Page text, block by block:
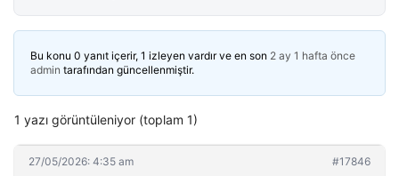
Bu konu 0 yanıt içerir, 1 izleyen vardır ve en son 2 ay 1 hafta önce
admin tarafından güncellenmiştir.
1 yazı görüntüleniyor (toplam 1)
27/05/2026: 4:35 am #17846